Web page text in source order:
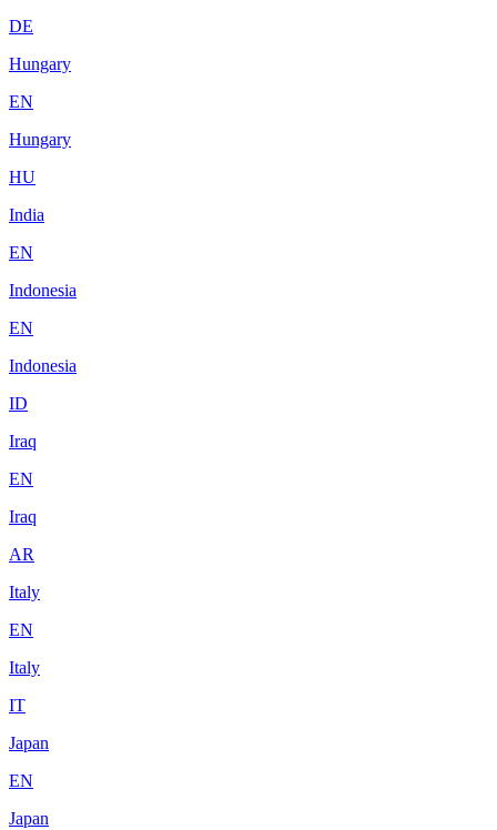
DE
Hungary
EN
Hungary
HU
India
EN
Indonesia
EN
Indonesia
ID
Iraq
EN
Iraq
AR
Italy
EN
Italy
IT
Japan
EN
Japan